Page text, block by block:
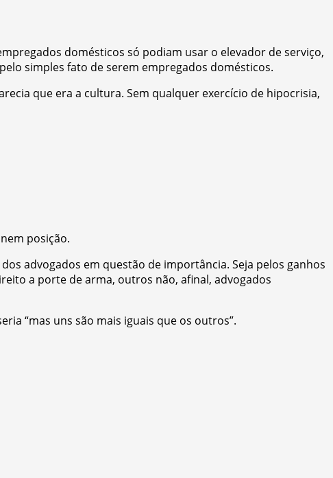
domésticos só podiam usar o elevador de serviço,
simples fato de serem empregados domésticos.
que era a cultura. Sem qualquer exercício de hipocrisia,
posição.
advogados em questão de importância. Seja pelos ganhos
a porte de arma, outros não, afinal, advogados
“mas uns são mais iguais que os outros”.